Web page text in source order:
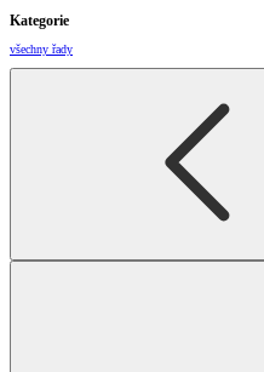
Kategorie
všechny řady